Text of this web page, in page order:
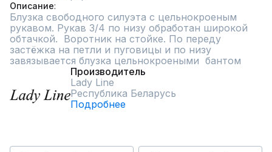
Описание
Блузка свободного силуэта с цельнокроеным
рукавом. Рукав 3/4 по низу обработан широкой
обтачкой.  Воротник на стойке. По переду
застёжка на петли и пуговицы и по низу
завязывается блузка цельнокроеными  бантом
Производитель
Lady Line
Республика Беларусь
Подробнее